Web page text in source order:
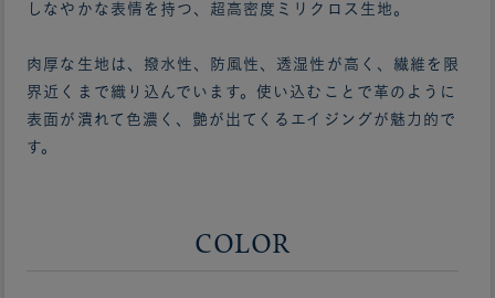
しなやかな表情を持つ、超高密度ミリクロス生地。
肉厚な生地は、撥水性、防風性、透湿性が高く、繊維を限
界近くまで織り込んでいます。使い込むことで革のように
表面が潰れて色濃く、艶が出てくるエイジングが魅力的で
す。
COLOR